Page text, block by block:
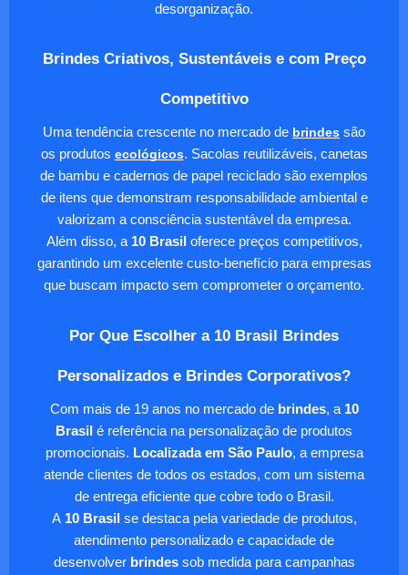
desorganização.
Brindes Criativos, Sustentáveis e com Preço
Competitivo
Uma tendência crescente no mercado de brindes são
os produtos ecológicos. Sacolas reutilizáveis, canetas
de bambu e cadernos de papel reciclado são exemplos
de itens que demonstram responsabilidade ambiental e
valorizam a consciência sustentável da empresa.
Além disso, a 10 Brasiloferece preços competitivos,
garantindo um excelente custo-benefício para empresas
que buscam impacto sem comprometer o orçamento.
Por Que Escolher a 10 Brasil Brindes
Personalizados e Brindes Corporativos?
Com mais de 19 anos no mercado de brindes, a 10
Brasil é referência na personalização de produtos
promocionais. Localizada em São Paulo, a empresa
atende clientes de todos os estados, com um sistema
de entrega eficiente que cobre todo o Brasil.
A10 Brasilse destaca pela variedade de produtos,
atendimento personalizado e capacidade de
desenvolver brindessob medida para campanhas